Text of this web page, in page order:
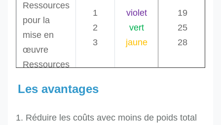
Ressources
pour la
mise en
œuvre
Ressources
mise en
1
2
3
violet
vert
jaune
19
25
28
Les avantages
1. Réduire les coûts avec moins de poids total